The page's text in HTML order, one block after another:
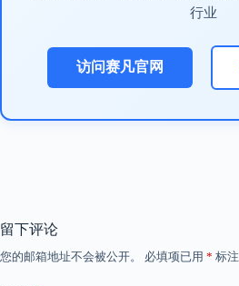
行业
访问赛凡官网
留下评论
您的邮箱地址不会被公开。 必填项已用 * 标注